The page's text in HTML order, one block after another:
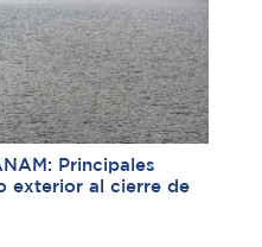
Principales
exterior al cierre de